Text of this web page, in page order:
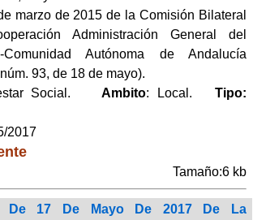
marzo de 2015 de la Comisión Bilateral
Administración General del
Comunidad Autónoma de Andalucía
93, de 18 de mayo).
Social. Ambito: Local. Tipo:
2017
Tamaño:6 kb
De 17 De Mayo De 2017 De La